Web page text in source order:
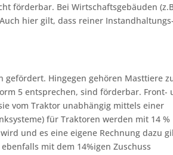
förderbar. Bei Wirtschaftsgebäuden
hier gilt, dass reiner Instandhaltungs-
Hingegen gehören Masttiere
5 entsprechen, sind förderbar. Front-
vom Traktor unabhängig mittels einer
für Traktoren werden mit 14 %
und es eine eigene Rechnung dazu
mit dem 14%igen Zuschuss